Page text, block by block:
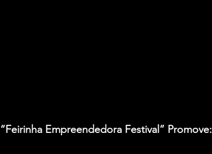
“Feirinha Empreendedora Festival” Promove: